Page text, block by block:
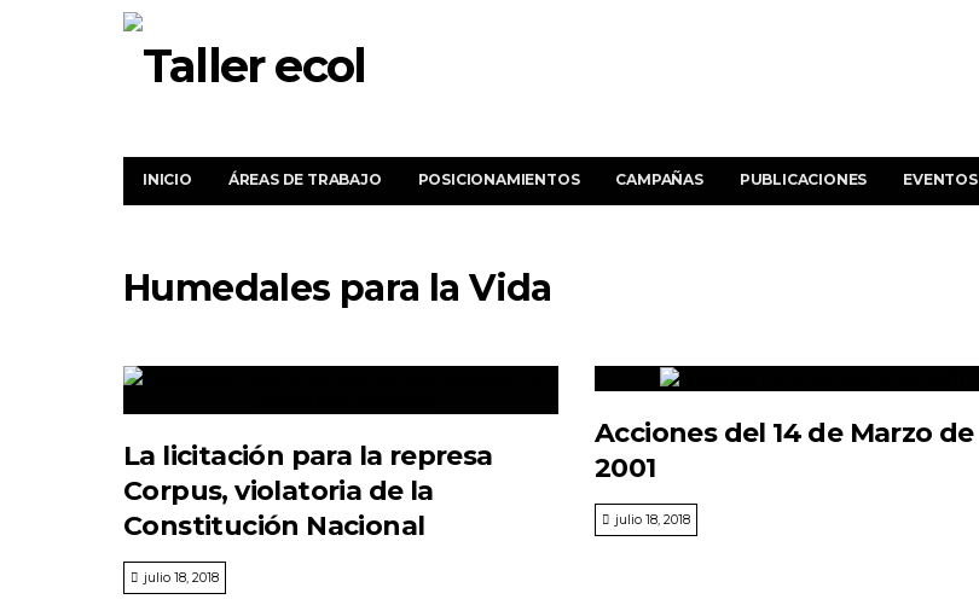
INICIO ÁREAS DE TRABAJO POSICIONAMIENTOS CAMPAÑAS PUBLICACIONES EVENTOS
Humedales para la Vida
La licitación para la represa
Corpus, violatoria de la
Constitución Nacional
julio 18, 2018
Acciones del 14 de Marzo de
2001
julio 18, 2018